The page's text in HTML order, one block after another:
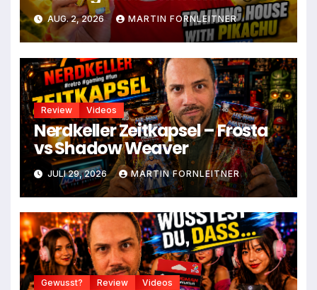
AUG. 2, 2026 MARTIN FORNLEITNER
Review Videos
Nerdkeller Zeitkapsel – Frosta
vs Shadow Weaver
JULI 29, 2026 MARTIN FORNLEITNER
Gewusst? Review Videos